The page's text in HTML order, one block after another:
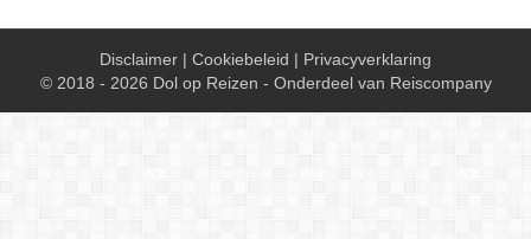
Disclaimer | Cookiebeleid | Privacyverklaring
© 2018 - 2026 Dol op Reizen - Onderdeel van Reiscompany